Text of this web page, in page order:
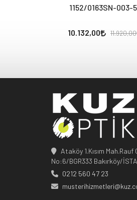
1152/0163SN-003-
10.132,00 11.920,00
Ataköy 1.Kısım
No:6/BGR333 Bakırköy/
0212 560 47 23